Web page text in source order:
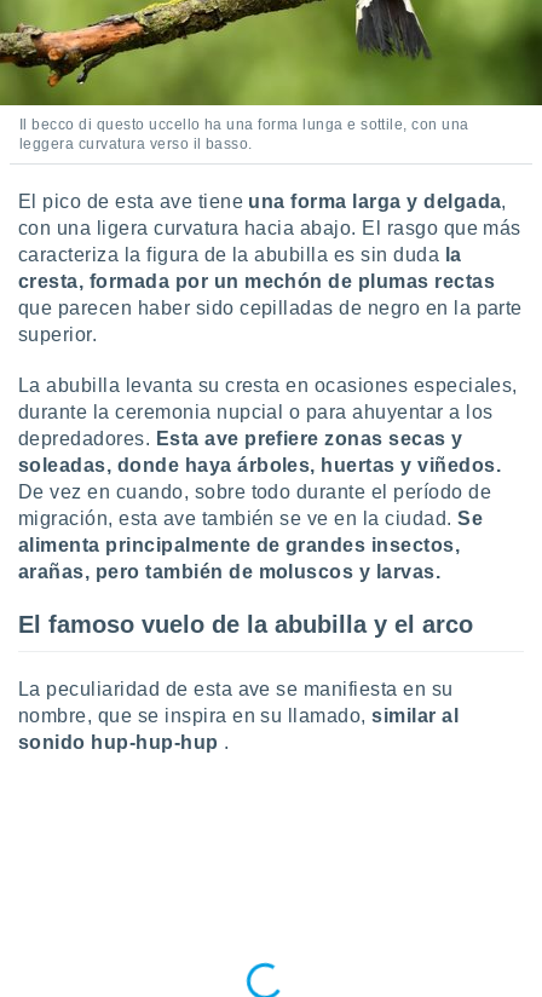
utilizar
crear un
la
contenido
medir el
el
del
o a través
de
de
de
uso de
con el
e
publicidad
Il becco di questo uccello ha una forma lunga e sottile, con una
leggera curvatura verso il basso.
El pico de esta ave tiene una forma larga y delgada,
con una ligera curvatura hacia abajo. El rasgo que más
caracteriza la figura de la abubilla es sin duda la
cresta, formada por un mechón de plumas rectas
que parecen haber sido cepilladas de negro en la parte
superior.
La abubilla levanta su cresta en ocasiones especiales,
durante la ceremonia nupcial o para ahuyentar a los
depredadores. Esta ave prefiere zonas secas y
soleadas, donde haya árboles, huertas y viñedos.
De vez en cuando, sobre todo durante el período de
migración, esta ave también se ve en la ciudad.Se
alimenta principalmente de grandes insectos,
arañas, pero también de moluscos y larvas.
El famoso vuelo de la abubilla y el arco
La peculiaridad de esta ave se manifiesta en su
nombre, que se inspira en su llamado,similar al
sonido hup-hup-hup .